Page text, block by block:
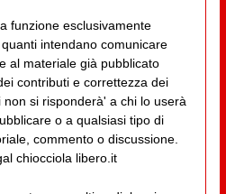
funzione esclusivamente
intendano comunicare
al materiale già pubblicato
contributi e correttezza dei
si risponderà' a chi lo userà
o a qualsiasi tipo di
commento o discussione.
chiocciola libero.it